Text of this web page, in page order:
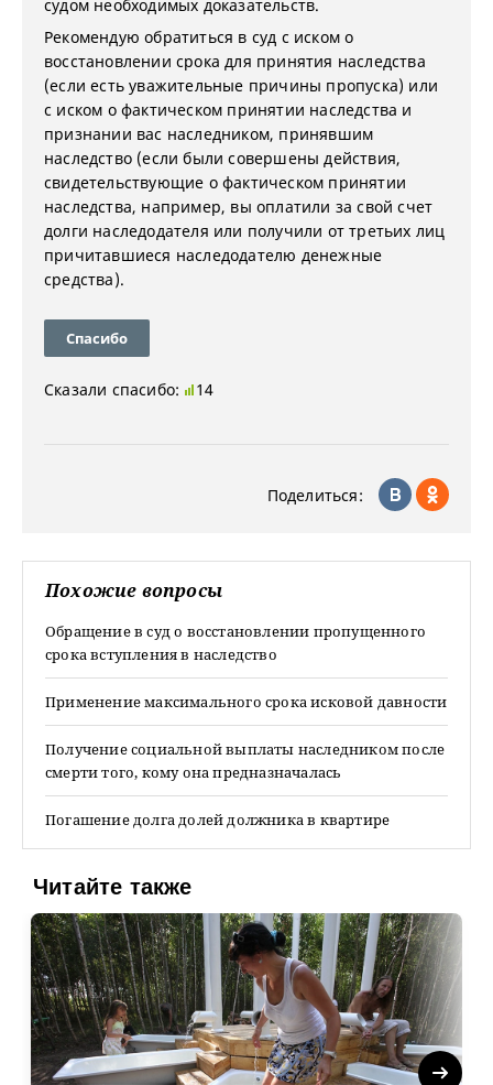
судом необходимых доказательств.
Рекомендую обратиться в суд с иском о
восстановлении срока для принятия наследства
(если есть уважительные причины пропуска) или
с иском о фактическом принятии наследства и
признании вас наследником, принявшим
наследство (если были совершены действия,
свидетельствующие о фактическом принятии
наследства, например, вы оплатили за свой счет
долги наследодателя или получили от третьих лиц
причитавшиеся наследодателю денежные
средства).
Спасибо
Сказали спасибо: 14
Поделиться:
Похожие вопросы
Обращение в суд о восстановлении пропущенного
срока вступления в наследство
Применение максимального срока исковой давности
Получение социальной выплаты наследником после
смерти того, кому она предназначалась
Погашение долга долей должника в квартире
Читайте также
Next